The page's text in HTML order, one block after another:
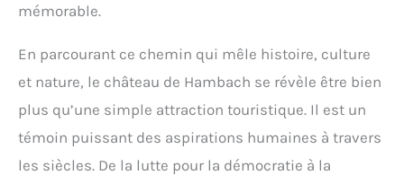
mémorable.
En parcourant ce chemin qui mêle histoire, culture
et nature, le château de Hambach se révèle être bien
plus qu’une simple attraction touristique. Il est un
témoin puissant des aspirations humaines à travers
les siècles. De la lutte pour la démocratie à la